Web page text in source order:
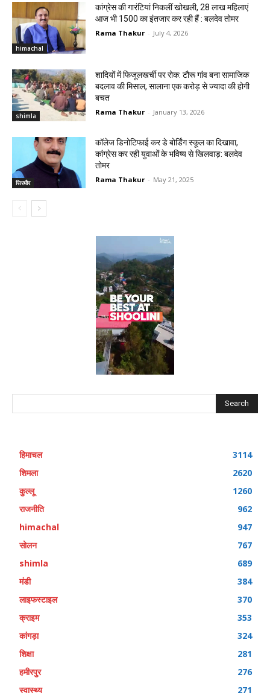
himachal
कांग्रेस की गारंटियां निकलीं खोखली, 28 लाख महिलाएं
आज भी ₹1500 का इंतजार कर रही हैं : बलदेव तोमर
Rama Thakur - July 4, 2026
shimla
शादियों में फिजूलखर्ची पर रोक: टौरू गांव बना सामाजिक
बदलाव की मिसाल, सालाना एक करोड़ से ज्यादा की होगी
बचत
Rama Thakur - January 13, 2026
सिरमौर
कॉलेज डिनोटिफाई कर डे बोर्डिंग स्कूल का दिखावा,
कांग्रेस कर रही युवाओं के भविष्य से खिलवाड़: बलदेव
तोमर
Rama Thakur - May 21, 2025
Search
हिमाचल
3114
शिमला
2620
कुल्लू
1260
राजनीति
962
himachal
947
सोलन
767
shimla
689
मंडी
384
लाइफस्टाइल
370
क्राइम
353
कांगड़ा
324
शिक्षा
281
हमीरपुर
276
स्वास्थ्य
271